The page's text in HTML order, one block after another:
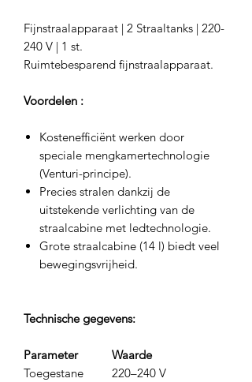
Fijnstraalapparaat | 2 Straaltanks | 220-
240 V | 1 st.
Ruimtebesparend fijnstraalapparaat.
Voordelen :
Kostenefficiënt werken door
speciale mengkamertechnologie
(Venturi-principe).
Precies stralen dankzij de
uitstekende verlichting van de
straalcabine met ledtechnologie.
Grote straalcabine (14 l) biedt veel
bewegingsvrijheid.
Technische gegevens:
Parameter
Waarde
Toegestane
220–240 V